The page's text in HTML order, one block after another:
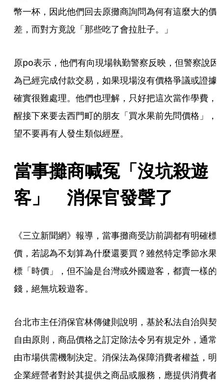
幣一杯，因此他們回去原攤商詢問為何有這麼大的價
差，而對方竟說「那些吃了會拉肚子。」
原po表示，他們有向現場執勤警察反映，但警察說因
為已經完成付款交易，如果現場沒有價格爭議或證據
確實很難處理。他們也理解，只好把這次當作學費，
醒接下來要去西門町的朋友「買水果前先問價格」，
望不要再有人發生類似經歷。
當事攤商喊冤「沒坑殺遊
客」　消保官發聲了
《三立新聞網》報導，當事攤商受訪前調都有明確標
價，若認為不划算為什麼還要買？雖然特定季節水果
標「時價」，但不論是台灣或外國遊客，都賣一樣的
錢，絕無坑殺遊客。
台北市主任消保官林傳健則說明，基於私法自治與契
自由原則，商品價格之訂定除法令另有規定外，通常
由市場供需機制決定。消保法為保障消費者權益，明
企業經營者對於其提供之商品或服務，應提供消費者